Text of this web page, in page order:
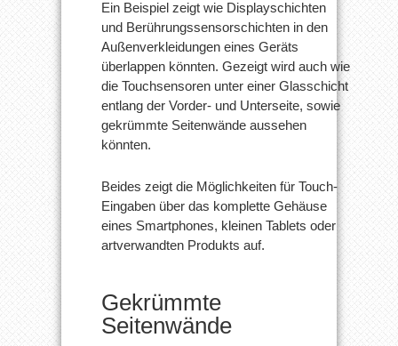
Ein Beispiel zeigt wie Displayschichten
und Berührungssensorschichten in den
Außenverkleidungen eines Geräts
überlappen könnten. Gezeigt wird auch wie
die Touchsensoren unter einer Glasschicht
entlang der Vorder- und Unterseite, sowie
gekrümmte Seitenwände aussehen
könnten.
Beides zeigt die Möglichkeiten für Touch-
Eingaben über das komplette Gehäuse
eines Smartphones, kleinen Tablets oder
artverwandten Produkts auf.
Gekrümmte
Seitenwände